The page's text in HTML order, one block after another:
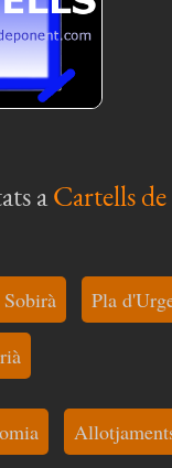
aCartells
Pla